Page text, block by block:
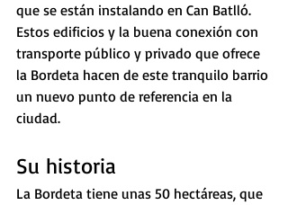
que se están instalando en Can Batlló.
Estos edificios y la buena conexión con
transporte público y privado que ofrece
la Bordeta hacen de este tranquilo barrio
un nuevo punto de referencia en la
ciudad.
Su historia
La Bordeta tiene unas 50 hectáreas, que